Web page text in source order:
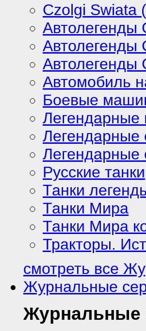
Czolgi Swiata
Автолегенды
Автомобиль
Боевые
Легендарные
Легендарные
Легендарные
Русские танки
Танки
Танки Мира
Танки Мира
Тракторы.
смотреть все
Журнальные
Журнальные